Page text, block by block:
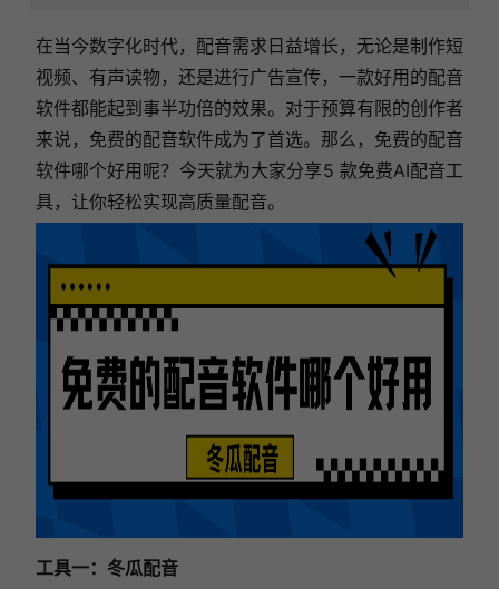
在当今数字化时代，配音需求日益增长，无论是制作短
视频、有声读物，还是进行广告宣传，一款好用的配音
软件都能起到事半功倍的效果。对于预算有限的创作者
来说，免费的配音软件成为了首选。那么，免费的配音
软件哪个好用呢？今天就为大家分享5 款免费AI配音工
具，让你轻松实现高质量配音。
工具一：冬瓜配音